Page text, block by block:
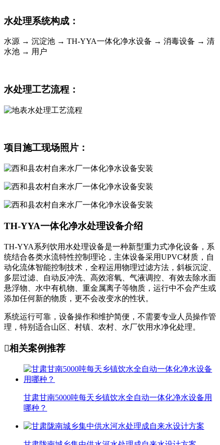
水处理系统构成：
水源 → 沉淀池 → TH-YYA一体化净水设备 → 消毒设备 → 清
水池 → 用户
水处理工艺流程：
项目施工现场照片：
TH-YYA一体化净水处理设备介绍
TH-YYA系列饮用水处理设备是一种新型重力式净化设备，系
统结合各类水流特性控制理论，主体设备采用UPVC材质，自
动化流体智能控制技术，全程运用物理过滤方法，斜板沉淀、
多层过滤、自动反冲洗、高效溶氧、气液调控、有效去除水面
悬浮物、水中有机物、重金属离子等物质，运行中不会产生或
添加任何新的物质，更不会改变水的性状。
系统运行可靠，设备操作和维护简便，不需要专业人员操作管
理，特别适合山区、村镇、农村、水厂饮用水净化处理。
相关案例推荐
甘肃甘南5000吨每天乡镇饮水全自动一体化净水设备用
哪种？